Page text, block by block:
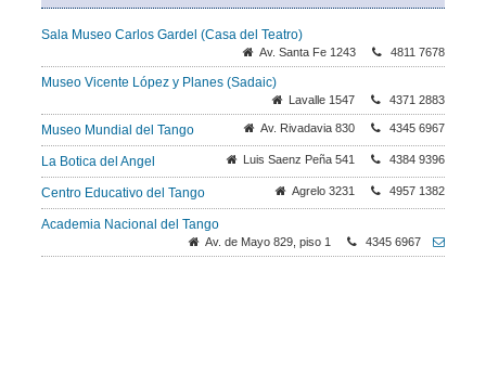
Sala Museo Carlos Gardel (Casa del Teatro)
Av. Santa Fe 1243 4811 7678
Museo Vicente López y Planes (Sadaic)
Lavalle 1547 4371 2883
Museo Mundial del Tango Av. Rivadavia 830 4345 6967
La Botica del Angel Luis Saenz Peña 541 4384 9396
Centro Educativo del Tango Agrelo 3231 4957 1382
Academia Nacional del Tango
Av. de Mayo 829, piso 1 4345 6967